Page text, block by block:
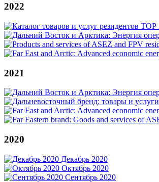
2022
2021
2020
Декабрь 2020
Октябрь 2020
Сентябрь 2020